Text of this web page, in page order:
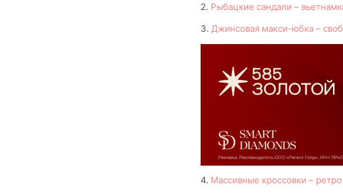
2. Рыбацкие сандали –
3. Джинсовая макси-юбка –
4. Массивные кроссовки –